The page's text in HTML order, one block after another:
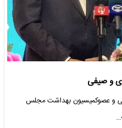
و صیفی
و عصو‌کمیسیون بهداشت مجلس